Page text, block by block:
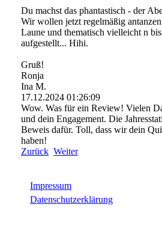
Du machst das phantastisch - der
Wir wollen jetzt regelmäßig
Laune und thematisch vielleicht n
aufgestellt... Hihi.
Gruß!
Ronja
Ina M.
17.12.2024 01:26:09
Wow. Was für ein Review! Vielen
und dein Engagement. Die
Beweis dafür. Toll, dass wir dein
haben!
Zurück Weiter
Impressum
Datenschutzerklärung